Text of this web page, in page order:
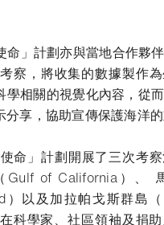
命」計劃亦與當地合作夥
察，將收集的數據製作為
學相關的視覺化內容，從
享，協助宣傳保護海洋的
命」計劃開展了三次考
Gulf of California）、
）以及加拉帕戈斯群島
科學家、社區領袖及捐